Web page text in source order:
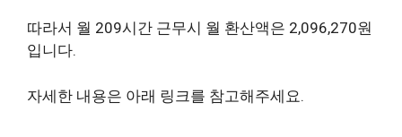
따라서 월 209시간 근무시 월 환산액은 2,096,270원
입니다.
자세한 내용은 아래 링크를 참고해주세요.